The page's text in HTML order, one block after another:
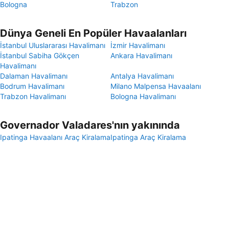
Bologna
Trabzon
Dünya Geneli En Popüler Havaalanları
İstanbul Uluslararası Havalimanı
İzmir Havalimanı
İstanbul Sabiha Gökçen
Havalimanı
Ankara Havalimanı
Dalaman Havalimanı
Antalya Havalimanı
Bodrum Havalimanı
Milano Malpensa Havaalanı
Trabzon Havalimanı
Bologna Havalimanı
Governador Valadares'nın yakınında
Ipatinga Havaalanı Araç KiralamaIpatinga Araç Kiralama